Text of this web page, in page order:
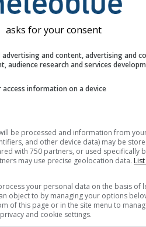
de agenții oficiale din
responsabilitate privind
raportate prin intermediul
instituțiilor competente.
meteoMail -
pentru Campione
asks for your consent
advertising and content, advertising and
audience research and services
information on a device
be processed and information from
and other device data) may be
with 750 partners, or used specifically
may use precise geolocation data.
your personal data on the basis of
object to by managing your options
of this page or in the site menu to
and cookie settings.